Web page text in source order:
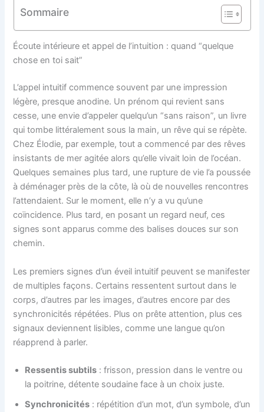
Sommaire
Écoute intérieure et appel de l’intuition : quand “quelque
chose en toi sait”
L’appel intuitif commence souvent par une impression
légère, presque anodine. Un prénom qui revient sans
cesse, une envie d’appeler quelqu’un “sans raison”, un livre
qui tombe littéralement sous la main, un rêve qui se répète.
Chez Élodie, par exemple, tout a commencé par des rêves
insistants de mer agitée alors qu’elle vivait loin de l’océan.
Quelques semaines plus tard, une rupture de vie l’a poussée
à déménager près de la côte, là où de nouvelles rencontres
l’attendaient. Sur le moment, elle n’y a vu qu’une
coïncidence. Plus tard, en posant un regard neuf, ces
signes sont apparus comme des balises douces sur son
chemin.
Les premiers signes d’un éveil intuitif peuvent se manifester
de multiples façons. Certains ressentent surtout dans le
corps, d’autres par les images, d’autres encore par des
synchronicités répétées. Plus on prête attention, plus ces
signaux deviennent lisibles, comme une langue qu’on
réapprend à parler.
Ressentis subtils : frisson, pression dans le ventre ou
la poitrine, détente soudaine face à un choix juste.
Synchronicités : répétition d’un mot, d’un symbole, d’un